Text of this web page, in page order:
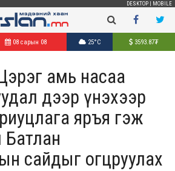
DESKTOP MOBILE
08 сарын 08 25°C 3593.87₮
амь насаа
дээр үнэхээр
яръя гэж
Батлан
сайдыг огцруулах